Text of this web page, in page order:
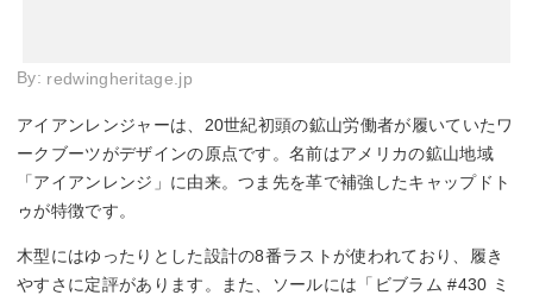
By: redwingheritage.jp
アイアンレンジャーは、20世紀初頭の鉱山労働者が履いていたワ
ークブーツがデザインの原点です。名前はアメリカの鉱山地域
「アイアンレンジ」に由来。つま先を革で補強したキャップドト
ゥが特徴です。
木型にはゆったりとした設計の8番ラストが使われており、履き
やすさに定評があります。また、ソールには「ビブラム #430 ミ